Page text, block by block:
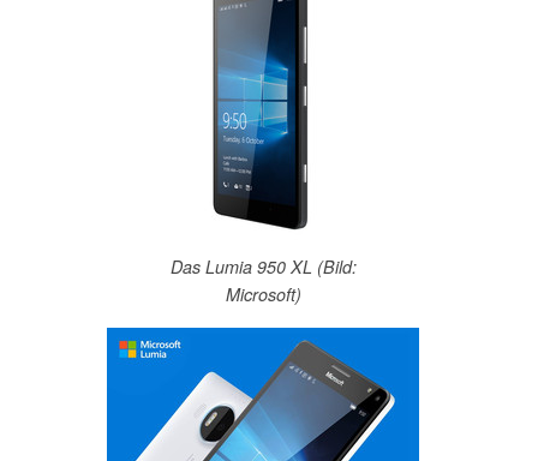
Das Lumia 950 XL (Bild:
Microsoft)